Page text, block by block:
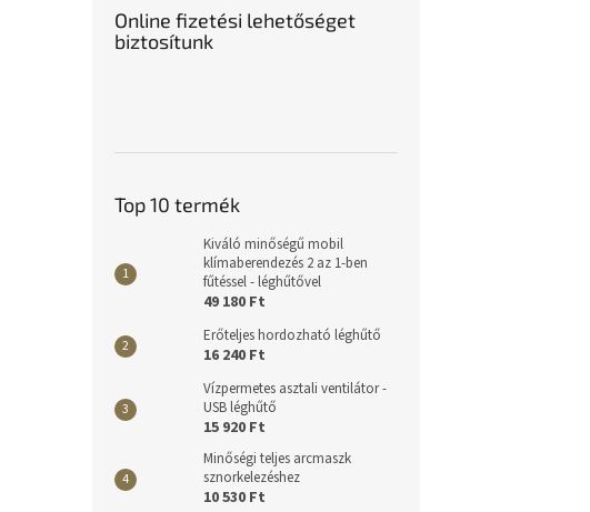
Online fizetési lehetőséget
biztosítunk
Top 10 termék
Kiváló minőségű mobil
klímaberendezés 2 az 1-ben
fűtéssel - léghűtővel
49 180 Ft
Erőteljes hordozható léghűtő
16 240 Ft
Vízpermetes asztali ventilátor -
USB léghűtő
15 920 Ft
Minőségi teljes arcmaszk
sznorkelezéshez
10 530 Ft